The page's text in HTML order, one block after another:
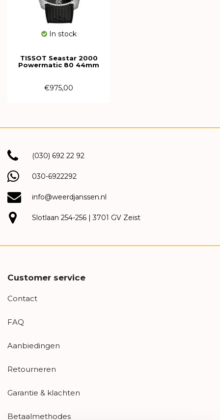
In stock
TISSOT Seastar 2000
Powermatic 80 44mm
€975,00
(030) 692 22 92
030-6922292
info@weerdjanssen.nl
Slotlaan 254-256 | 3701 GV Zeist
Customer service
Contact
FAQ
Aanbiedingen
Retourneren
Garantie & klachten
Betaalmethodes